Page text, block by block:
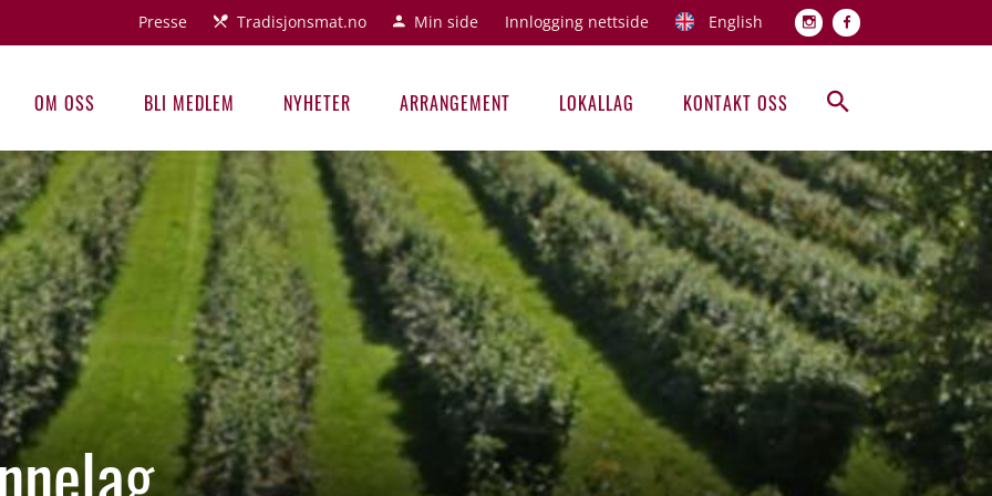
Topp
Presse Tradisjonsmat.no Min side Innlogging nettside English
Hovedmeny
OM OSS BLI MEDLEM NYHETER ARRANGEMENT LOKALLAG KONTAKT OSS